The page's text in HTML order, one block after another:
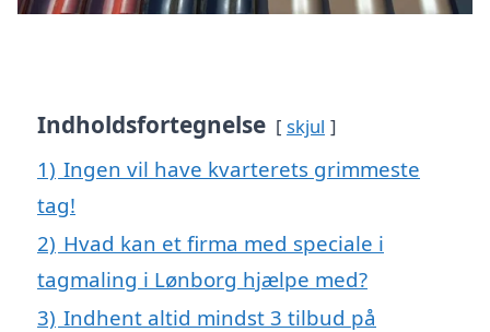
Indholdsfortegnelse skjul
1) Ingen vil have kvarterets grimmeste
tag!
2) Hvad kan et firma med speciale i
tagmaling i Lønborg hjælpe med?
3) Indhent altid mindst 3 tilbud på